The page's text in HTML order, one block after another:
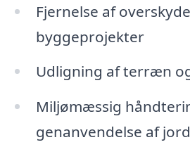
Fjernelse af
byggeprojekter
Udligning af terræn
Miljømæssig
genanvendelse af jord